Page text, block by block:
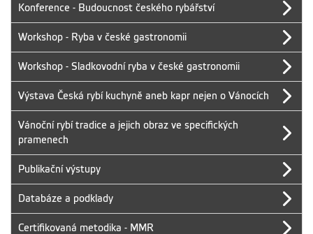
Konference - Budoucnost českého rybářství
Workshop - Ryba v české gastronomii
Workshop - Sladkovodní ryba v české gastronomii
Výstava Česká rybí kuchyně aneb kapr nejen o Vánocích
Vánoční rybí tradice a jejich obraz ve specifických
pramenech
Publikační výstupy
Databáze a podklady
Certifikovaná metodika - MMR